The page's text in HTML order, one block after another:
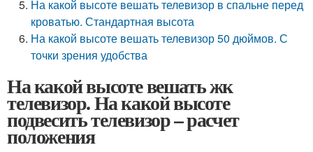
На какой высоте вешать телевизор в спальне перед
кроватью. Стандартная высота
На какой высоте вешать телевизор 50 дюймов. С
точки зрения удобства
На какой высоте вешать жк
телевизор. На какой высоте
подвесить телевизор – расчет
положения